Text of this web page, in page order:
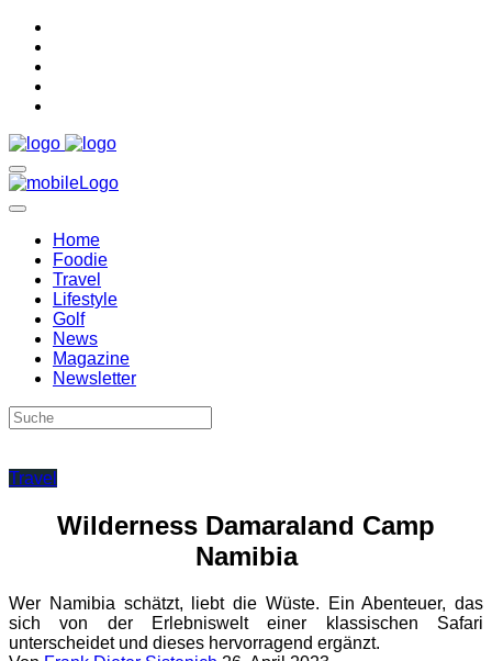
Home
Foodie
Travel
Lifestyle
Golf
News
Magazine
Newsletter
Travel
Wilderness Damaraland Camp
Namibia
Wer Namibia schätzt, liebt die Wüste. Ein Abenteuer, das
sich von der Erlebniswelt einer klassischen Safari
unterscheidet und dieses hervorragend ergänzt.